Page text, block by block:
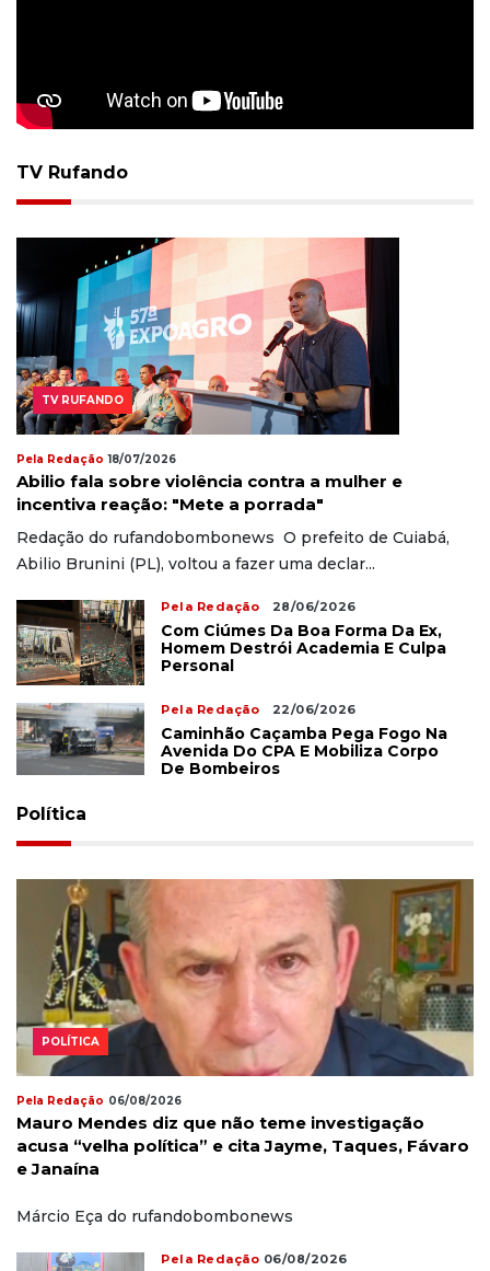
TV Rufando
TV RUFANDO
Pela Redação 18/07/2026
Abilio fala sobre violência contra a mulher e
incentiva reação: "Mete a porrada"
Redação do rufandobombonews O prefeito de Cuiabá,
Abilio Brunini (PL), voltou a fazer uma declar...
Pela Redação 28/06/2026
Com Ciúmes Da Boa Forma Da Ex,
Homem Destrói Academia E Culpa
Personal
Pela Redação 22/06/2026
Caminhão Caçamba Pega Fogo Na
Avenida Do CPA E Mobiliza Corpo
De Bombeiros
Política
POLÍTICA
Pela Redação 06/08/2026
Mauro Mendes diz que não teme investigação
acusa “velha política” e cita Jayme, Taques, Fávaro
e Janaína
Márcio Eça do rufandobombonews
Pela Redação 06/08/2026